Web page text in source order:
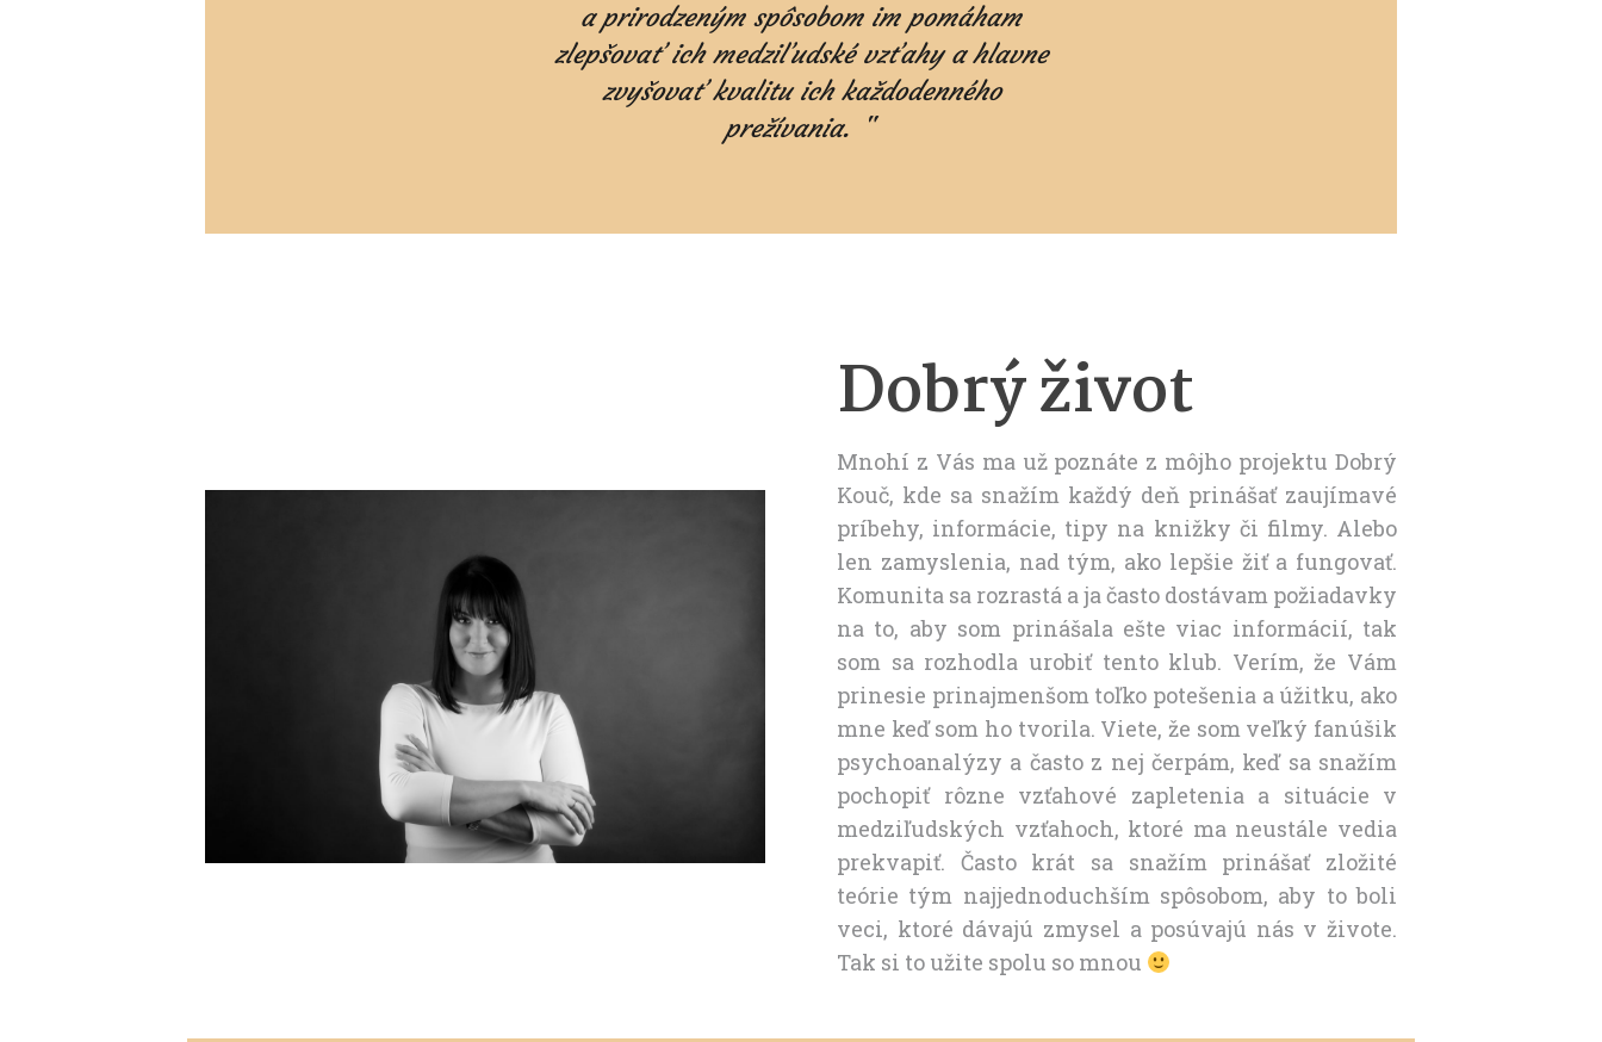
a prirodzeným spôsobom im pomáham
zlepšovať ich medziľudské vzťahy a hlavne
zvyšovať kvalitu ich každodenného
prežívania.
"
Dobrý život
Mnohí z Vás ma už poznáte z môjho projektu Dobrý
Kouč, kde sa snažím každý deň prinášať zaujímavé
príbehy, informácie, tipy na knižky či filmy. Alebo
len zamyslenia, nad tým, ako lepšie žiť a fungovať.
Komunita sa rozrastá a ja často dostávam požiadavky
na to, aby som prinášala ešte viac informácií, tak
som sa rozhodla urobiť tento klub. Verím, že Vám
prinesie prinajmenšom toľko potešenia a úžitku, ako
mne keď som ho tvorila. Viete, že som veľký fanúšik
psychoanalýzy a často z nej čerpám, keď sa snažím
pochopiť rôzne vzťahové zapletenia a situácie v
medziľudských vzťahoch, ktoré ma neustále vedia
prekvapiť. Často krát sa snažím prinášať zložité
teórie tým najjednoduchším spôsobom, aby to boli
veci, ktoré dávajú zmysel a posúvajú nás v živote.
Tak si to užite spolu so mnou